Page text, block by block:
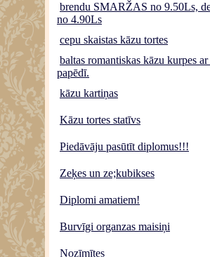
brendu SMARŽAS no 9.50Ls,
no 4.90Ls
cepu skaistas kāzu tortes
baltas romantiskas kāzu kurpes
papēdī.
kāzu kartiņas
Kāzu tortes statīvs
Piedāvāju pasūtīt diplomus!!!
Zeķes un ze;kubikses
Diplomi amatiem!
Burvīgi organzas maisiņi
Nozīmītes